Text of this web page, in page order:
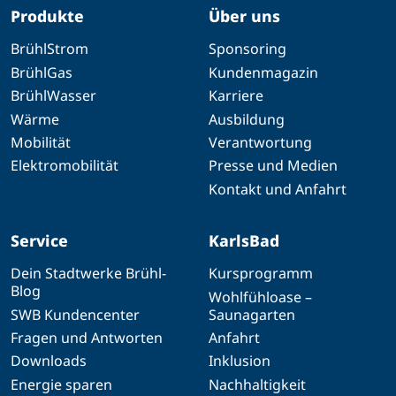
Produkte
BrühlStrom
BrühlGas
BrühlWasser
Wärme
Mobilität
Elektromobilität
Über uns
Sponsoring
Kundenmagazin
Karriere
Ausbildung
Verantwortung
Presse und Medien
Kontakt und Anfahrt
Service
Dein Stadtwerke Brühl-
Blog
SWB Kundencenter
Fragen und Antworten
Downloads
Energie sparen
KarlsBad
Kursprogramm
Wohlfühloase –
Saunagarten
Anfahrt
Inklusion
Nachhaltigkeit